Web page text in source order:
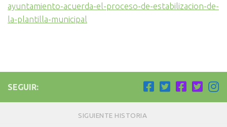
ayuntamiento-acuerda-el-proceso-de-estabilizacion-de-
la-plantilla-municipal
SEGUIR:
SIGUIENTE HISTORIA